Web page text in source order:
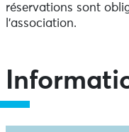
réservations sont
l'association.